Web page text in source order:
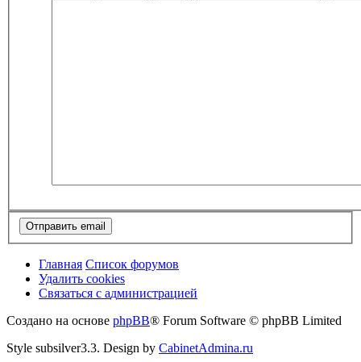
Главная Список форумов
Удалить cookies
Связаться
администрацией
Связаться с администрацией
Создано на основе phpBB® Forum Software © phpBB Limited
Style subsilver3.3. Design by CabinetAdmina.ru